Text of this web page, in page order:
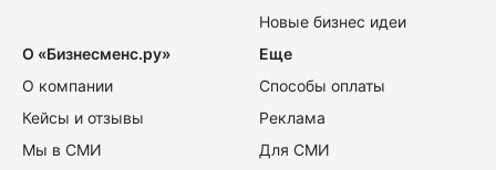
Новые бизнес идеи
О «Бизнесменс.ру»
О компании
Кейсы и отзывы
Мы в СМИ
Еще
Способы оплаты
Реклама
Для СМИ